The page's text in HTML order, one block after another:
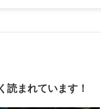
読まれています！